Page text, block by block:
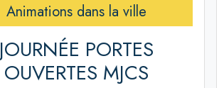
Animations dans la ville
JOURNÉE PORTES
OUVERTES MJCS